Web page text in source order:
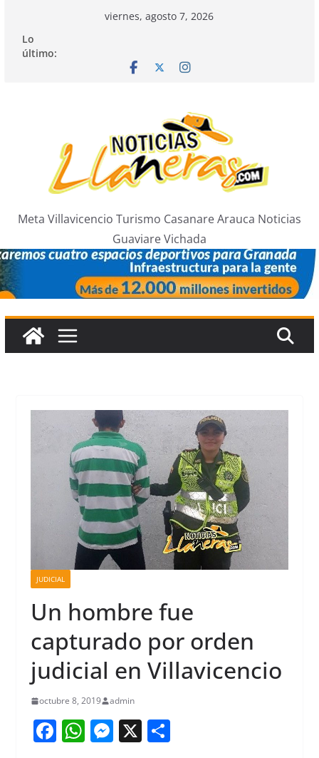
contenido
viernes, agosto 7, 2026
Lo
último:
Meta Villavicencio Turismo Casanare Arauca Noticias
Guaviare Vichada
JUDICIAL
Un hombre fue
capturado por orden
judicial en Villavicencio
octubre 8, 2019 admin
F W M X S